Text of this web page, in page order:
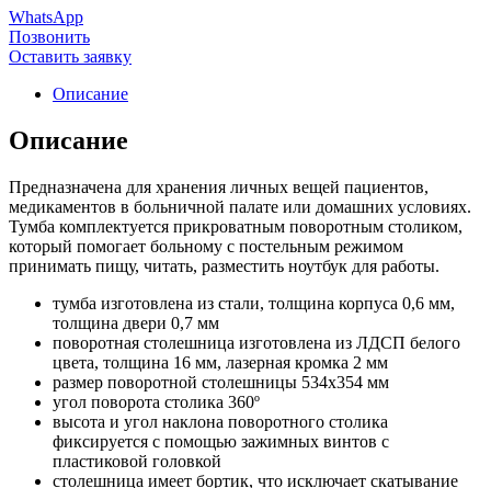
WhatsApp
Позвонить
Оставить заявку
Описание
Описание
Предназначена для хранения личных вещей пациентов,
медикаментов в больничной палате или домашних условиях.
Тумба комплектуется прикроватным поворотным столиком,
который помогает больному с постельным режимом
принимать пищу, читать, разместить ноутбук для работы.
тумба изготовлена из стали, толщина корпуса 0,6 мм,
толщина двери 0,7 мм
поворотная столешница изготовлена из ЛДСП белого
цвета, толщина 16 мм, лазерная кромка 2 мм
размер поворотной столешницы 534х354 мм
угол поворота столика 360º
высота и угол наклона поворотного столика
фиксируется с помощью зажимных винтов с
пластиковой головкой
столешница имеет бортик, что исключает скатывание